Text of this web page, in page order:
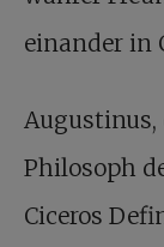
einander in
Philosoph
Ciceros